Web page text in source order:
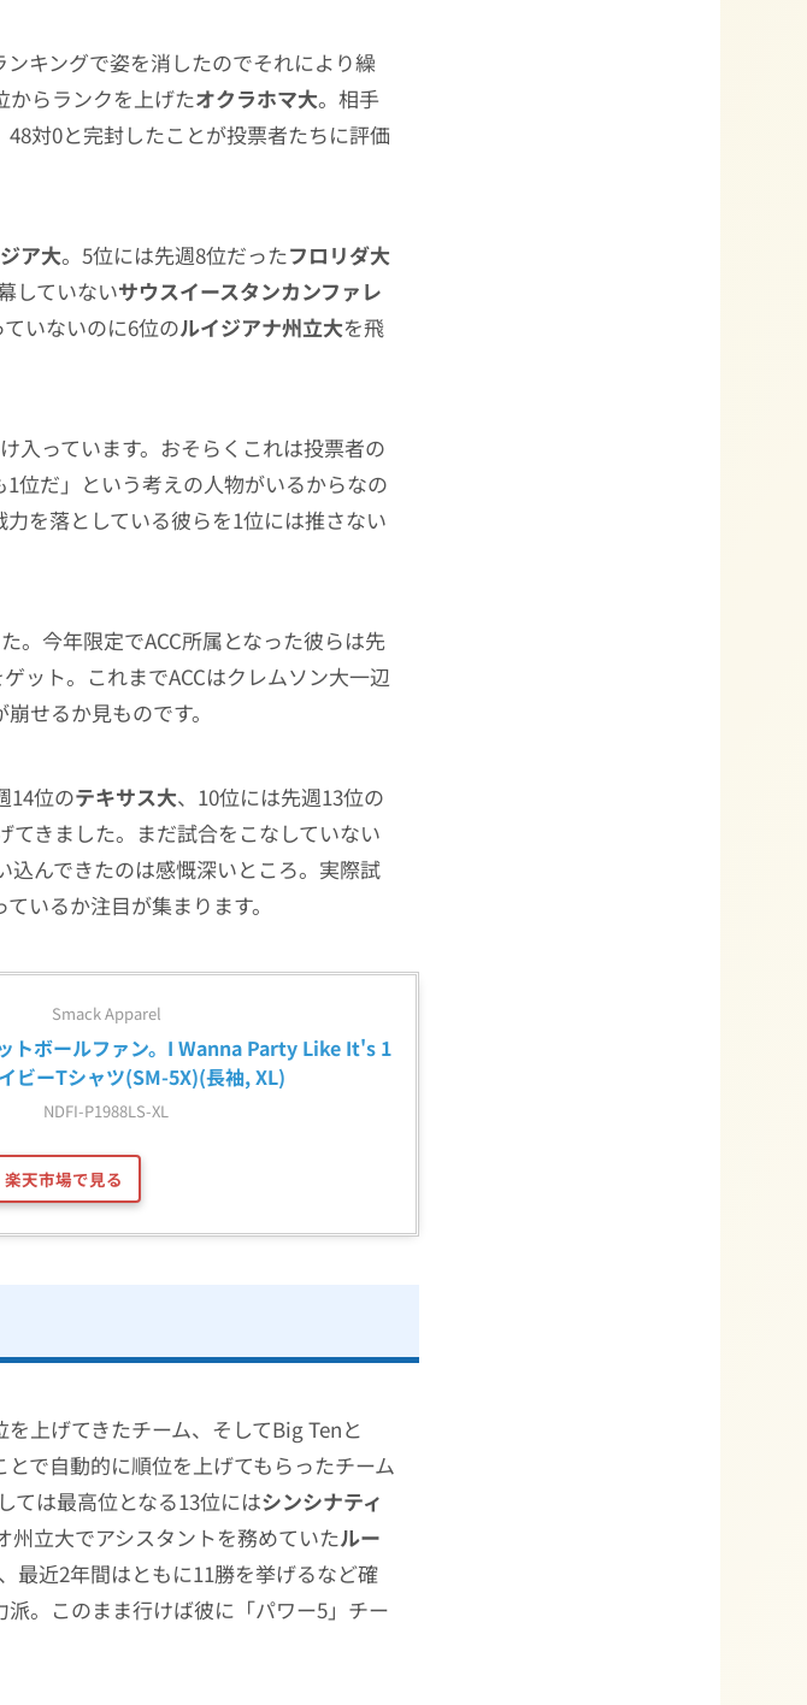
ンキングで姿を消したのでそれにより繰
からランクを上げたオクラホマ大。相手
対0と完封したことが投票者たちに評価
ア大。5位には先週8位だったフロリダ大
していないサウスイースタンカンファレ
ていないのに6位のルイジアナ州立大を飛
入っています。おそらくこれは投票者の
位だ」という考えの人物がいるからなの
を落としている彼らを1位には推さない
。今年限定でACC所属となった彼らは先
ット。これまでACCはクレムソン大一辺
せるか見ものです。
14位のテキサス大、10位には先週13位の
てきました。まだ試合をこなしていない
込んできたのは感慨深いところ。実際試
いるか注目が集まります。
Smack Apparel
トボールファン。I Wanna Party Like It's 1
ビーTシャツ(SM-5X)(長袖, XL)
NDFI-P1988LS-XL
楽天市場で見る
上げてきたチーム、そしてBig Tenと
で自動的に順位を上げてもらったチーム
ては最高位となる13位にはシンシナティ
州立大でアシスタントを務めていたルー
最近2年間はともに11勝を挙げるなど確
。このまま行けば彼に「パワー5」チー